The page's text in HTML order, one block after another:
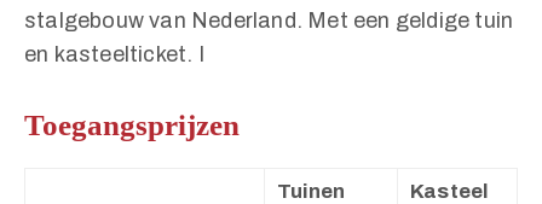
stalgebouw van Nederland. Met een geldige tuin
en kasteelticket. I
Toegangsprijzen
Tuinen
Kasteel